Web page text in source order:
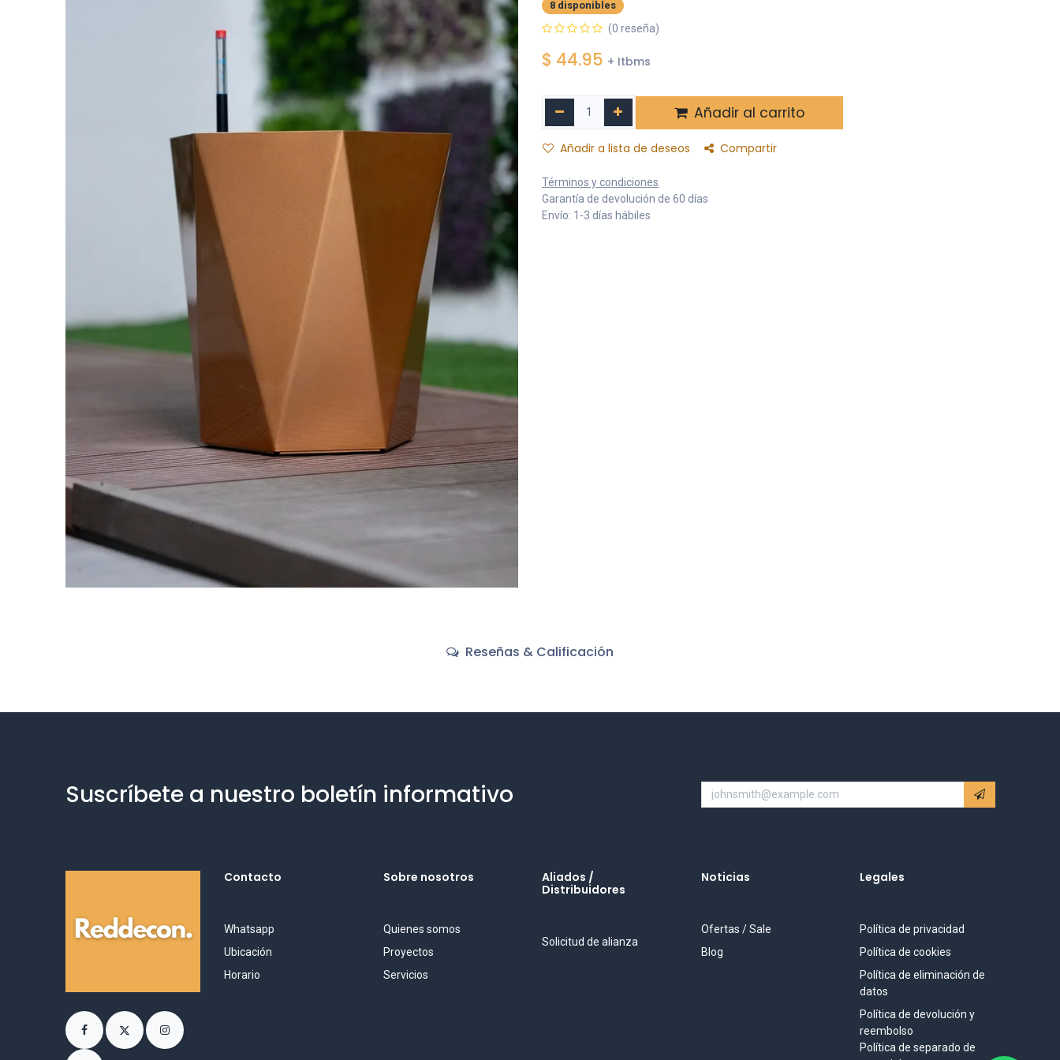
8 disponibles
(0 reseña)
$ 44.95 + Itbms
Añadir al carrito
Añadir a lista de deseos Compartir
Términos y condiciones
Garantía de devolución de 60 días
Envío: 1-3 días hábiles
Reseñas & Calificación
Suscríbete a nuestro boletín informativo
Contacto
Whatsapp
Ubicación
Horario
Sobre nosotros
Quienes somos
Proyectos
Servicios
Aliados /
Distribuidores
Solicitud de alianza
Noticias
Ofertas / Sale
Blog
Legales
Política de privacidad
Política de cookies
Política de eliminación de
datos
Política de devolución y
reembolso
Política de separado de